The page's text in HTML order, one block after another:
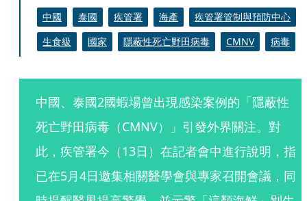
中國 泰國 疾管署 海產
疾管署管制與預防中心
生食級
國家 隱蔽性死亡野田病毒 CMNV 病毒
中國、泰國2國蝦場曾出現感染案例的「隱蔽性
死亡野田病毒（CMNV）」引發外界關注。對
此，疾管署今（13日）在記者會中進行說明，指
已在5月4日邀集相關醫學會與專家召開會議，同